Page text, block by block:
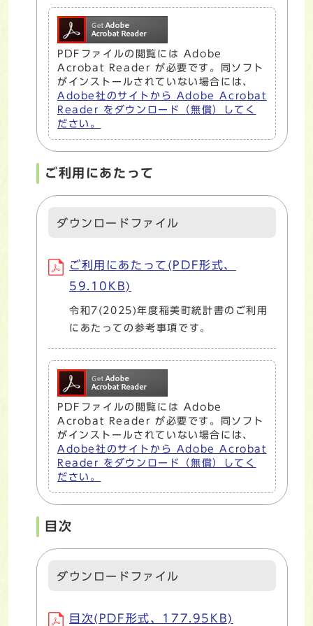
PDFファイルの閲覧には Adobe
Acrobat Reader が必要です。同ソフト
がインストールされていない場合には、
Adobe社のサイトから Adobe Acrobat
Reader をダウンロード（無償）してく
ださい。
ご利用にあたって
ダウンロードファイル
ご利用にあたって(PDF形式、
59.10KB)
令和7(2025)年度稲美町統計書のご利用
にあたっての参考事項です。
PDFファイルの閲覧には Adobe
Acrobat Reader が必要です。同ソフト
がインストールされていない場合には、
Adobe社のサイトから Adobe Acrobat
Reader をダウンロード（無償）してく
ださい。
目次
ダウンロードファイル
目次(PDF形式、177.95KB)